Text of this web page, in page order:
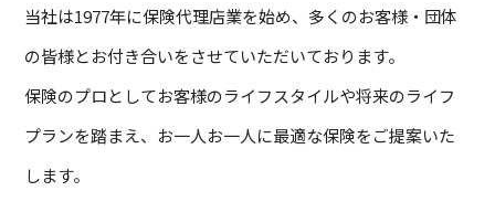
当社は1977年に保険代理店業を始め、多くのお客様・団体
の皆様とお付き合いをさせていただいております。
保険のプロとしてお客様のライフスタイルや将来のライフ
プランを踏まえ、お一人お一人に最適な保険をご提案いた
します。